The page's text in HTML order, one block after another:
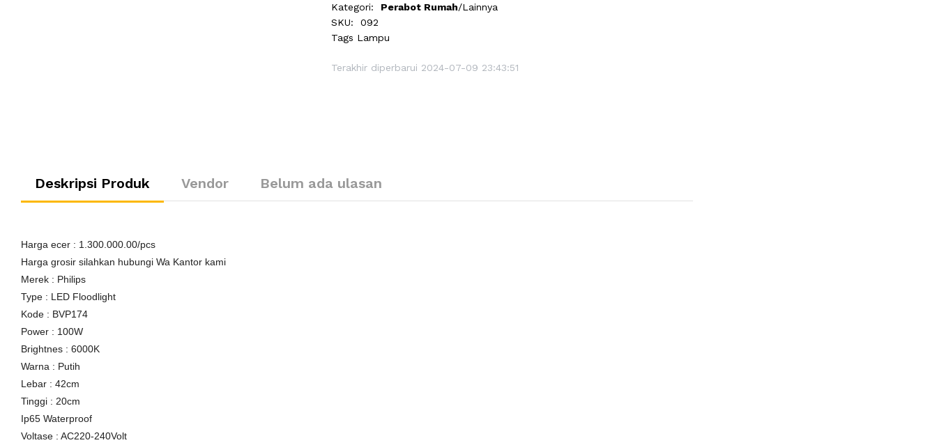
Kategori:
Perabot Rumah/Lainnya
SKU:
092
Tags Lampu
Terakhir diperbarui 2024-07-09 23:43:51
Deskripsi Produk Vendor Belum ada ulasan
Harga ecer : 1.300.000.00/pcs
Harga grosir silahkan hubungi Wa Kantor kami
Merek : Philips
Type : LED Floodlight
Kode : BVP174
Power : 100W
Brightnes : 6000K
Warna : Putih
Lebar : 42cm
Tinggi : 20cm
Ip65 Waterproof
Voltase : AC220-240Volt